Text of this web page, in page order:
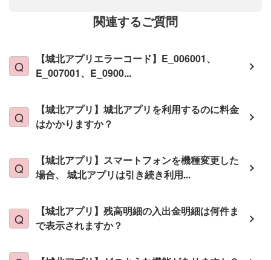
関連するご質問
【城北アプリエラーコード】E_006001、
E_007001、E_0900...
【城北アプリ】城北アプリを利用するのに料金
はかかりますか？
【城北アプリ】スマートフォンを機種変更した
場合、 城北アプリは引き続き利用...
【城北アプリ】残高明細の入出金明細は何件ま
で表示されますか？